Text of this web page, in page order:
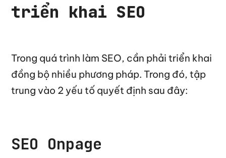
triển khai SEO
Trong quá trình làm SEO, cần phải triển khai
đồng bộ nhiều phương pháp. Trong đó, tập
trung vào 2 yếu tố quyết định sau đây:
SEO Onpage